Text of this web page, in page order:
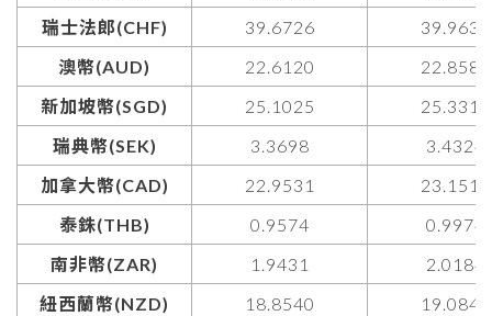
瑞士法郎(CHF)
39.6726
39.9638
澳幣(AUD)
22.6120
22.8581
新加坡幣(SGD)
25.1025
25.3313
瑞典幣(SEK)
3.3698
3.4324
加拿大幣(CAD)
22.9531
23.1515
泰銖(THB)
0.9574
0.9974
南非幣(ZAR)
1.9431
2.0184
紐西蘭幣(NZD)
18.8540
19.0844